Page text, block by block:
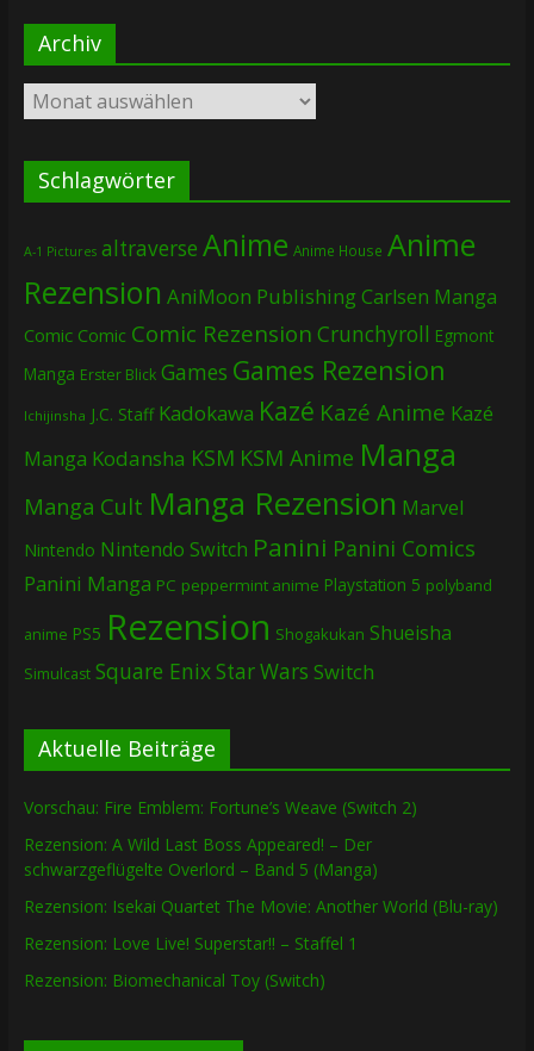
Archiv
Archiv
Schlagwörter
A-1 Pictures altraverse Anime Anime House Anime
Rezension AniMoon PublishingCarlsen Manga
Comic Comic Comic Rezension Crunchyroll Egmont
Manga Erster Blick Games Games Rezension
Ichijinsha J.C. Staff Kadokawa Kazé Kazé Anime Kazé
Manga Kodansha KSM KSM Anime Manga
Manga Cult Manga Rezension Marvel
Nintendo Nintendo Switch Panini Panini Comics
Panini Manga PC peppermint anime Playstation 5 polyband
anime PS5 Rezension Shogakukan Shueisha
Simulcast Square EnixStar Wars Switch
Aktuelle Beiträge
Vorschau: Fire Emblem: Fortune’s Weave (Switch 2)
Rezension: A Wild Last Boss Appeared! – Der
schwarzgeflügelte Overlord – Band 5 (Manga)
Rezension: Isekai Quartet The Movie: Another World (Blu-ray)
Rezension: Love Live! Superstar!! – Staffel 1
Rezension: Biomechanical Toy (Switch)